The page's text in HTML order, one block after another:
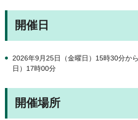
開催日
2026年9月25日（金曜日）15時30分か
日）17時00分
開催場所